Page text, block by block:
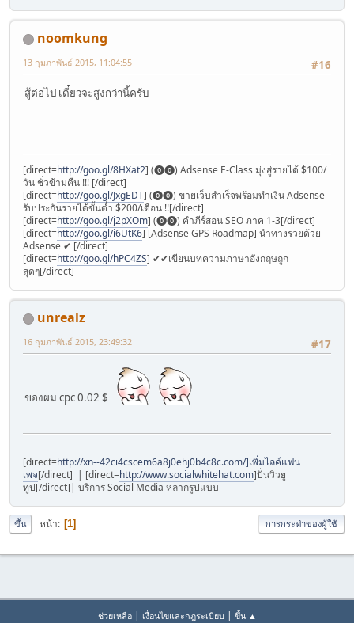
noomkung
#16
13 กุมภาพันธ์ 2015, 11:04:55
สู้ต่อไป เดี๋ยวจะสูงกว่านี้ครับ
[direct=http://goo.gl/8HXat2] (⓿⓿) Adsense E-Class มุ่งสู่รายได้ $100/
วัน ชั่วข้ามคืน !!! [/direct]
[direct=http://goo.gl/JxgEDT] (⓿⓿) ขายเว็บสำเร็จพร้อมทำเงิน Adsense
รับประกันรายได้ขั้นต่ำ $200/เดือน !![/direct]
[direct=http://goo.gl/j2pXOm] (⓿⓿) คำภีร์สอน SEO ภาค 1-3[/direct]
[direct=http://goo.gl/i6UtK6] [Adsense GPS Roadmap] นำทางรวยด้วย
Adsense ✔ [/direct]
[direct=http://goo.gl/hPC4ZS] ✔✔เขียนบทความภาษาอังกฤษถูก
สุดๆ[/direct]
unrealz
#17
16 กุมภาพันธ์ 2015, 23:49:32
ของผม cpc 0.02 $
[direct=http://xn--42ci4cscem6a8j0ehj0b4c8c.com/]เพิ่มไลค์แฟน
เพจ[/direct] | [direct=http://www.socialwhitehat.com]ปั่นวิวยู
ทูป[/direct]| บริการ Social Media หลากรูปแบบ
ขึ้น หน้า 1 การกระทำของผู้ใช้
ช่วยเหลือ| เงื่อนไขและกฎระเบียบ | ขึ้น ▲